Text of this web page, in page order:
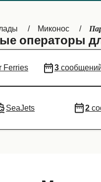
Миконос
операторы
Ferries 3
SeaJets 2